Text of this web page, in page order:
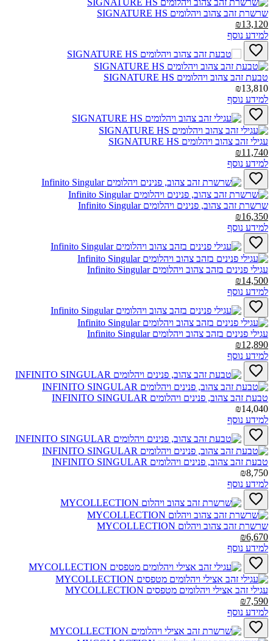
שרשרת זהב צהוב ויהלומים SIGNATURE HS‎
₪13,120
למידע נוסף
טבעת זהב צהוב ויהלומים SIGNATURE HS‎
₪13,810
למידע נוסף
עגילי זהב צהוב ויהלומים SIGNATURE HS‎
₪11,740
למידע נוסף
שרשרת זהב צהוב, פנינים ויהלומים Infinito Singular‎
₪16,350
למידע נוסף
עגילי פנינים בזהב צהוב ויהלומים Infinito Singular‎
₪14,500
למידע נוסף
עגילי פנינים בזהב צהוב ויהלומים Infinito Singular‎
₪12,890
למידע נוסף
טבעת זהב צהוב, פנינים ויהלומים INFINITO SINGULAR‎
₪14,040
למידע נוסף
טבעת זהב צהוב, פנינים ויהלומים INFINITO SINGULAR‎
₪8,750
למידע נוסף
שרשרת זהב צהוב ויהלום MYCOLLECTION‎
₪6,670
למידע נוסף
עגילי זהב אצילי ויהלומים מטפסים MYCOLLECTION‎
₪7,590
למידע נוסף